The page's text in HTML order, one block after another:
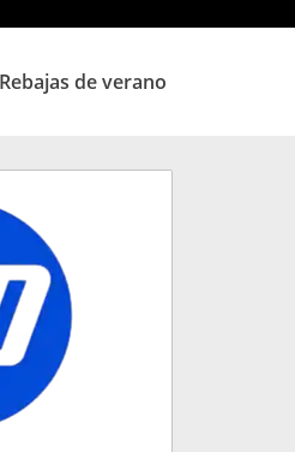
Rebajas de verano